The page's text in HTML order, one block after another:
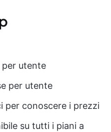
per utente
per utente
per conoscere i prezzi
su tutti i piani a